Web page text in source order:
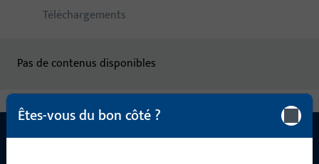
Téléchargements
Pas de contenus disponibles
Êtes-vous du bon côté ?